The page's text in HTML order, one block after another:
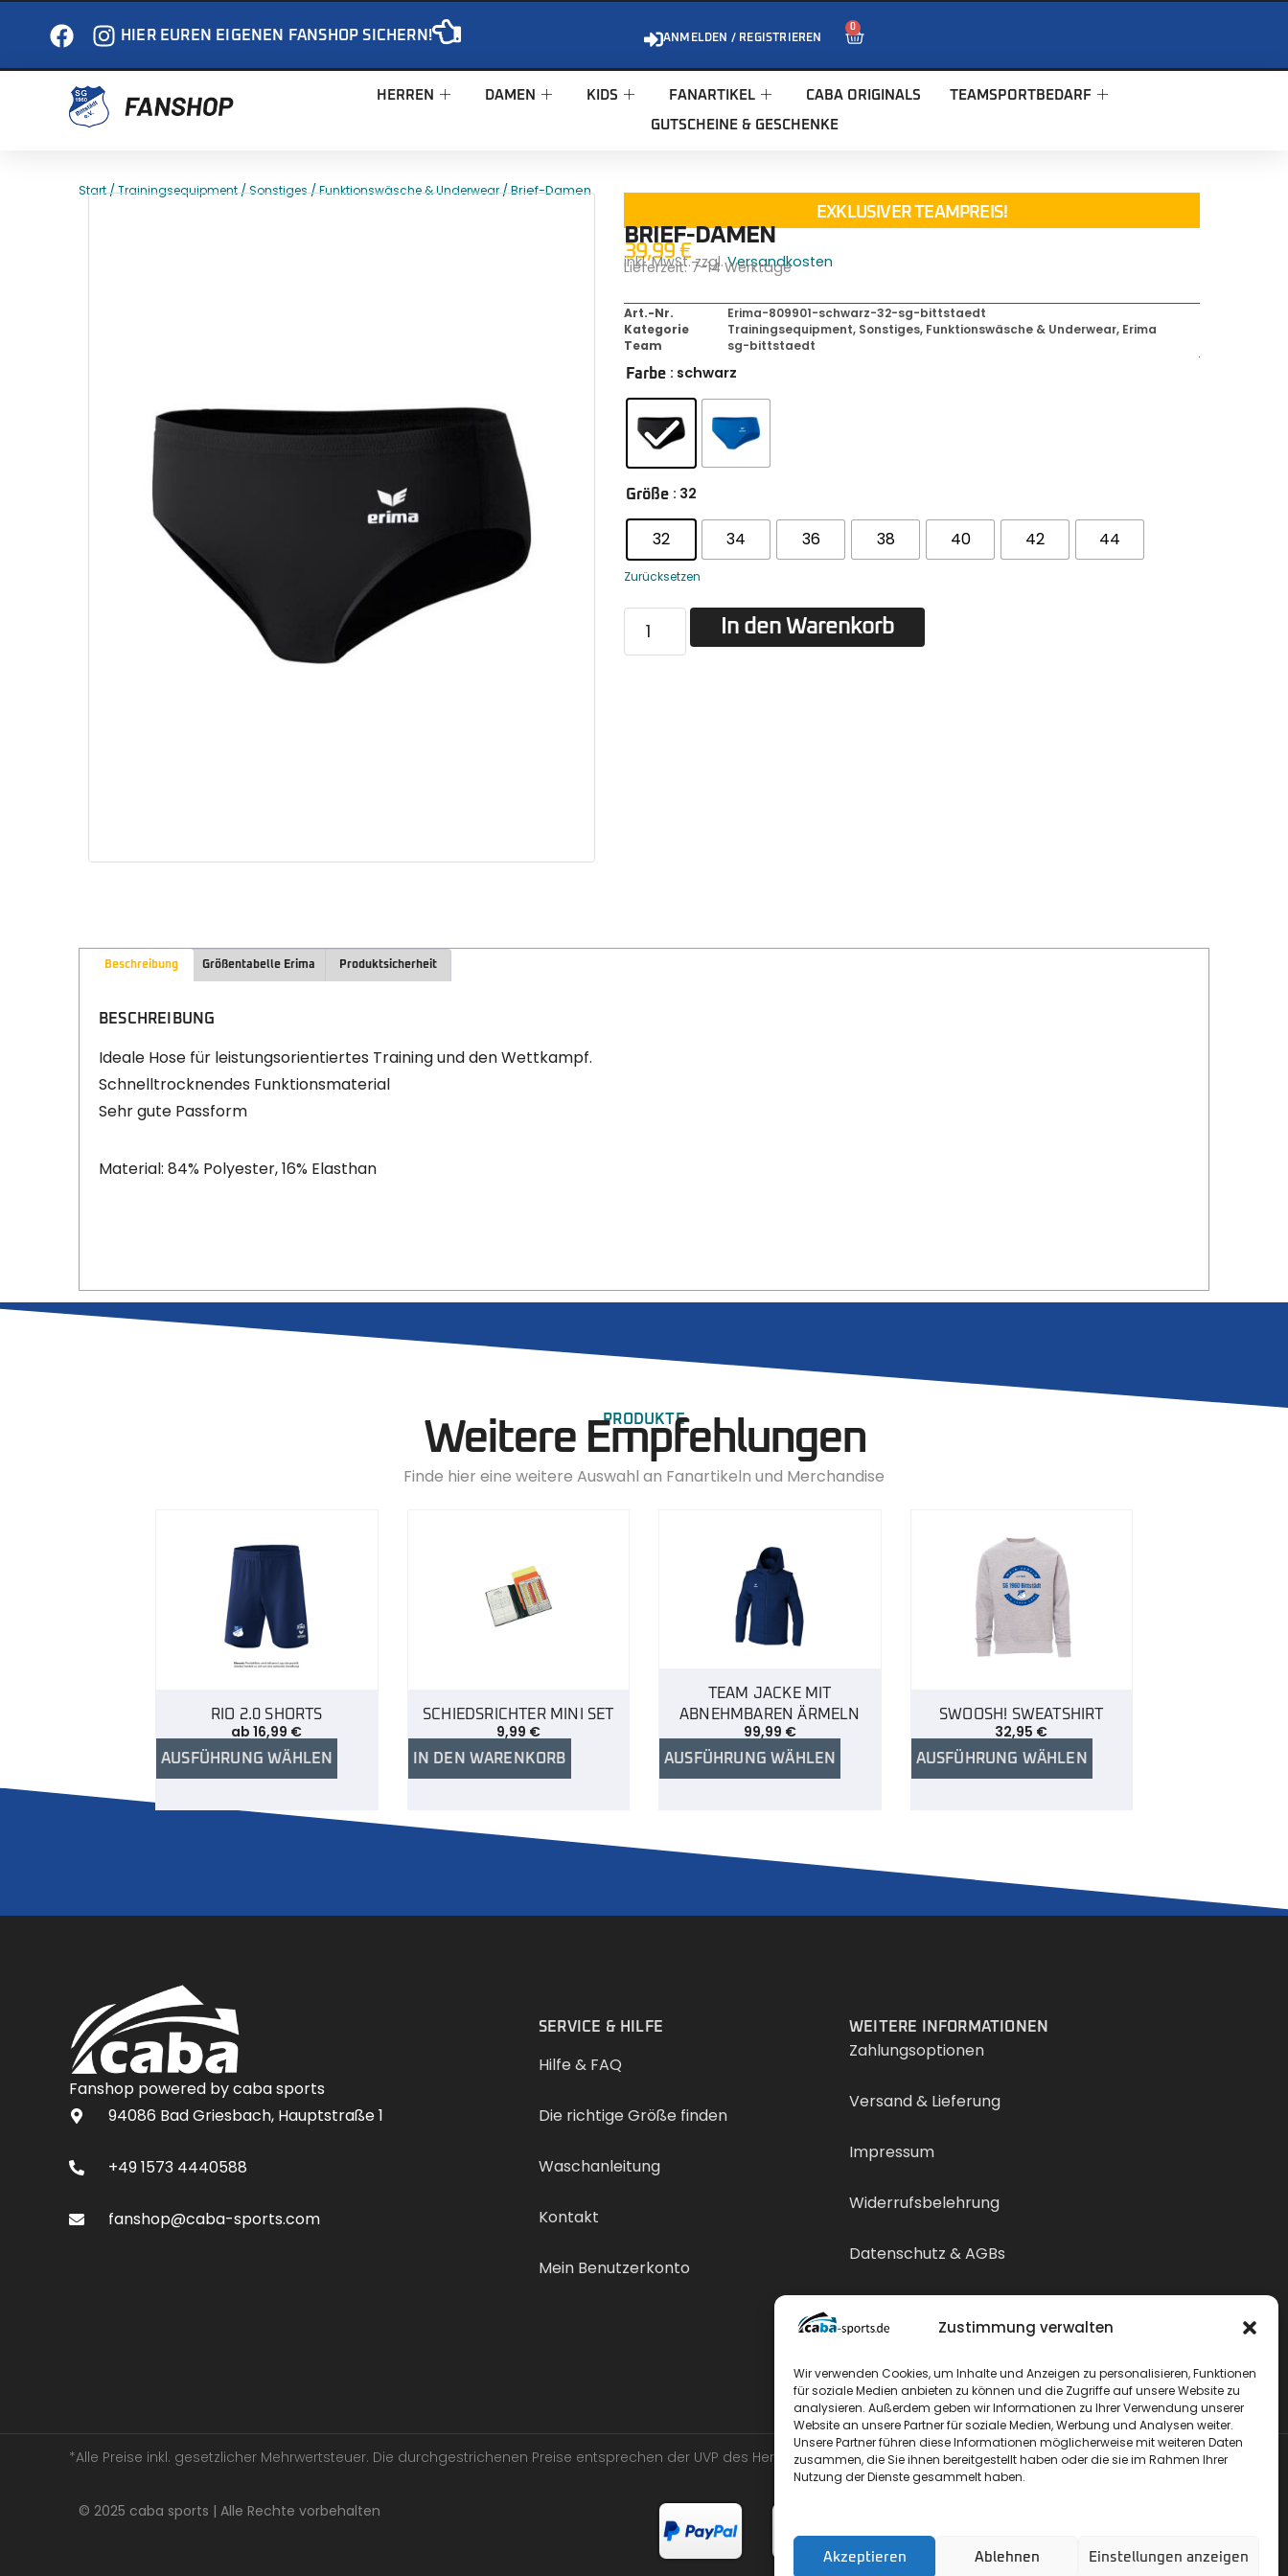
Zustimmung verwalten
Wir verwenden Cookies, um Inhalte und Anzeigen zu personalisieren, Funktionen
für soziale Medien anbieten zu können und die Zugriffe auf unsere Website zu
analysieren. Außerdem geben wir Informationen zu Ihrer Verwendung unserer
Website an unsere Partner für soziale Medien, Werbung und Analysen weiter.
Unsere Partner führen diese Informationen möglicherweise mit weiteren Daten
zusammen, die Sie ihnen bereitgestellt haben oder die sie im Rahmen Ihrer
Nutzung der Dienste gesammelt haben.
Akzeptieren Ablehnen Einstellungen anzeigen
HIER EUREN EIGENEN FANSHOP SICHERN! ANMELDEN / REGISTRIEREN
0
HERREN DAMEN KIDS FANARTIKEL CABA ORIGINALS TEAMSPORTBEDARF
GUTSCHEINE & GESCHENKE
Start/Trainingsequipment/Sonstiges/Funktionswäsche & Underwear/ Brief-Damen
EXKLUSIVER TEAMPREIS!
BRIEF-DAMEN
39,99€
inkl. MwSt. zzgl.Versandkosten
Lieferzeit:7-14 Werktage
Art.-Nr.
Erima-809901-schwarz-32-sg-bittstaedt
Kategorie
Trainingsequipment, Sonstiges, Funktionswäsche & Underwear, Erima
Team
sg-bittstaedt
Farbe : schwarz
Größe : 32
32 34 36 38 40 42 44
Zurücksetzen
In den Warenkorb
Beschreibung Größentabelle Erima Produktsicherheit
BESCHREIBUNG
Ideale Hose für leistungsorientiertes Training und den Wettkampf.
Schnelltrocknendes Funktionsmaterial
Sehr gute Passform
Material: 84% Polyester, 16% Elasthan
PRODUKTE
Weitere Empfehlungen
Finde hier eine weitere Auswahl an Fanartikeln und Merchandise
RIO 2.0 SHORTS
ab16,99 €
AUSFÜHRUNG WÄHLEN
SCHIEDSRICHTER MINI SET
9,99 €
IN DEN WARENKORB
TEAM JACKE MIT
ABNEHMBAREN ÄRMELN
99,99 €
AUSFÜHRUNG WÄHLEN
SWOOSH! SWEATSHIRT
32,95 €
AUSFÜHRUNG WÄHLEN
Fanshop powered by caba sports
94086 Bad Griesbach, Hauptstraße 1
+49 1573 4440588
fanshop@caba-sports.com
SERVICE & HILFE
Hilfe & FAQ
Die richtige Größe finden
Waschanleitung
Kontakt
Mein Benutzerkonto
WEITERE INFORMATIONEN
Zahlungsoptionen
Versand & Lieferung
Impressum
Widerrufsbelehrung
Datenschutz & AGBs
*Alle Preise inkl. gesetzlicher Mehrwertsteuer. Die durchgestrichenen Preise entsprechen der UVP des Herstellers.
© 2025 caba sports | Alle Rechte vorbehalten